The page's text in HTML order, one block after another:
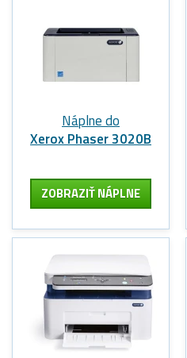
Náplne do
Xerox Phaser 3020B
ZOBRAZIŤ NÁPLNE